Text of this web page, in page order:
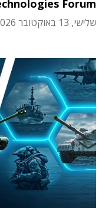
Forum
שלישי, 13 באוקטובר 2026